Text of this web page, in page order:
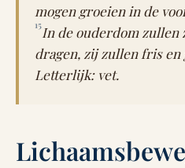
mogen groeien in de
15In de ouderdom zullen
dragen, zij zullen fris
Letterlijk: vet.